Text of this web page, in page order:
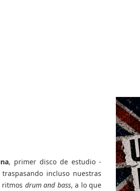
, primer disco de estudio -
incluso nuestras
ritmos drum and bass, a lo que